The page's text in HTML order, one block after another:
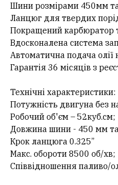
Шини розмірами 450мм
Ланцюг для твердих
Покращений карбюратор
Вдосконалена система
Автоматична подача олії
Гарантія 36 місяців з
Технічні характеристики:
Потужність двигуна без
Робочий об'єм – 52куб.см;
Довжина шини - 450 мм
Крок ланцюга 0.325”
Макс. обороти 8500 об/хв;
Співвідношення паливо/